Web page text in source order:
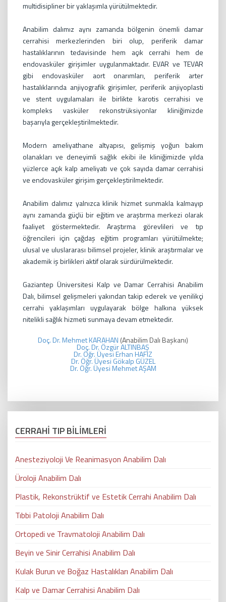
multidisipliner bir yaklaşımla yürütülmektedir.
Anabilim dalımız aynı zamanda bölgenin önemli damar
cerrahisi merkezlerinden biri olup, periferik damar
hastalıklarının tedavisinde hem açık cerrahi hem de
endovasküler girişimler uygulanmaktadır. EVAR ve TEVAR
gibi endovasküler aort onarımları, periferik arter
hastalıklarında anjiyografik girişimler, periferik anjiyoplasti
ve stent uygulamaları ile birlikte karotis cerrahisi ve
kompleks vasküler rekonstrüksiyonlar kliniğimizde
başarıyla gerçekleştirilmektedir.
Modern ameliyathane altyapısı, gelişmiş yoğun bakım
olanakları ve deneyimli sağlık ekibi ile kliniğimizde yılda
yüzlerce açık kalp ameliyatı ve çok sayıda damar cerrahisi
ve endovasküler girişim gerçekleştirilmektedir.
Anabilim dalımız yalnızca klinik hizmet sunmakla kalmayıp
aynı zamanda güçlü bir eğitim ve araştırma merkezi olarak
faaliyet göstermektedir. Araştırma görevlileri ve tıp
öğrencileri için çağdaş eğitim programları yürütülmekte;
ulusal ve uluslararası bilimsel projeler, klinik araştırmalar ve
akademik iş birlikleri aktif olarak sürdürülmektedir.
Gaziantep Üniversitesi Kalp ve Damar Cerrahisi Anabilim
Dalı, bilimsel gelişmeleri yakından takip ederek ve yenilikçi
cerrahi yaklaşımları uygulayarak bölge halkına yüksek
nitelikli sağlık hizmeti sunmaya devam etmektedir.
Doç. Dr. Mehmet KARAHAN (Anabilim Dalı Başkanı)
Doç. Dr. Özgür ALTINBAŞ
Dr. Öğr. Üyesi Erhan HAFIZ
Dr. Öğr. Üyesi Gökalp GÜZEL
Dr. Öğr. Üyesi Mehmet AŞAM
CERRAHİ TIP BİLİMLERİ
Anesteziyoloji Ve Reanimasyon Anabilim Dalı
Üroloji Anabilim Dalı
Plastik, Rekonstrüktif ve Estetik Cerrahi Anabilim Dalı
Tıbbi Patoloji Anabilim Dalı
Ortopedi ve Travmatoloji Anabilim Dalı
Beyin ve Sinir Cerrahisi Anabilim Dalı
Kulak Burun ve Boğaz Hastalıkları Anabilim Dalı
Kalp ve Damar Cerrahisi Anabilim Dalı